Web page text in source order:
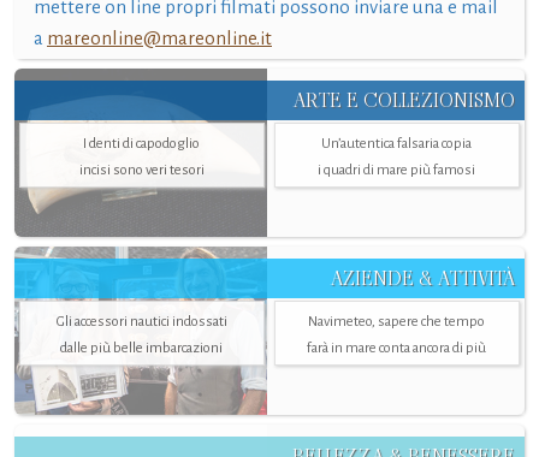
mettere on line propri filmati possono inviare una e mail
a mareonline@mareonline.it
ARTE E COLLEZIONISMO
I denti di capodoglio
incisi sono veri tesori
Un’autentica falsaria copia
i quadri di mare più famosi
AZIENDE & ATTIVITÀ
Gli accessori nautici indossati
dalle più belle imbarcazioni
Navimeteo, sapere che tempo
farà in mare conta ancora di più